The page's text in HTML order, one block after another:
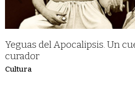
Yeguas del Apocalipsis. Un
curador
Cultura